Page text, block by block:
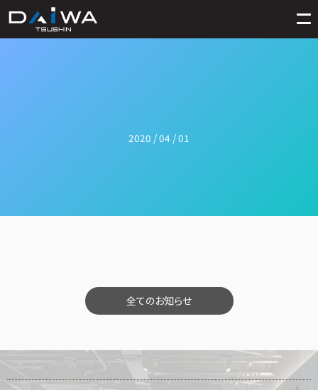
2020 / 04 / 01
全てのお知らせ